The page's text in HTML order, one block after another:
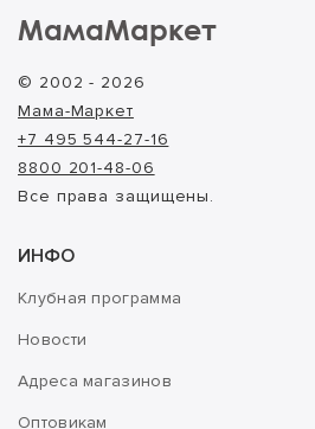
МамаМаркет
© 2002 - 2026
Мама-Маркет
+7 495 544-27-16
8800 201-48-06
Все права защищены.
ИНФО
Клубная программа
Новости
Адреса магазинов
Оптовикам